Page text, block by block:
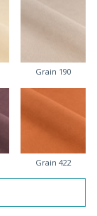
Grain 190
Grain 422